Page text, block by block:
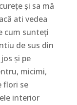
și sa mă
ati vedea
cum sunteți
de sus din
și pe
micimi,
flori se
interior